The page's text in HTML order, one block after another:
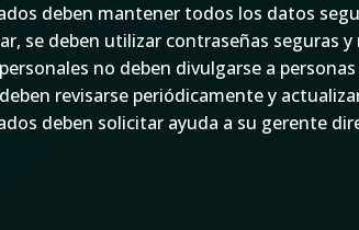
deben mantener todos los datos
se deben utilizar contraseñas seguras
no deben divulgarse a
revisarse periódicamente y
deben solicitar ayuda a su gerente